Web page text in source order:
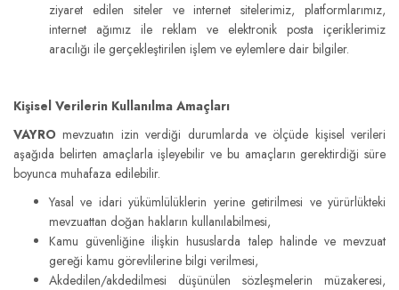
ziyaret edilen siteler ve internet sitelerimiz, platformlarımız,
internet ağımız ile reklam ve elektronik posta içeriklerimiz
aracılığı ile gerçekleştirilen işlem ve eylemlere dair bilgiler.
Kişisel Verilerin Kullanılma Amaçları
VAYRO mevzuatın izin verdiği durumlarda ve ölçüde kişisel verileri
aşağıda belirten amaçlarla işleyebilir ve bu amaçların gerektirdiği süre
boyunca muhafaza edilebilir.
Yasal ve idari yükümlülüklerin yerine getirilmesi ve yürürlükteki
mevzuattan doğan hakların kullanılabilmesi,
Kamu güvenliğine ilişkin hususlarda talep halinde ve mevzuat
gereği kamu görevlilerine bilgi verilmesi,
Akdedilen/akdedilmesi düşünülen sözleşmelerin müzakeresi,